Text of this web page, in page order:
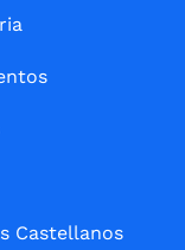
Castellanos